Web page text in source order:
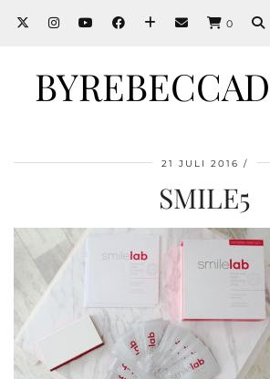
0
21 JULI 2016
SMILE5